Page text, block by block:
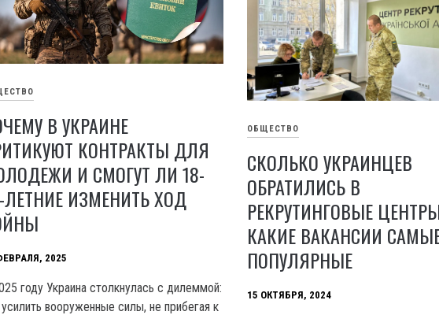
В УКРАИНЕ
КОНТРАКТЫ ДЛЯ
И СМОГУТ ЛИ 18-
ЛЕТНИЕ ИЗМЕНИТЬ ХОД
2025
году Украина столкнулась с дилеммой:
усилить вооруженные силы, не прибегая к
ОБЩЕСТВО
СКОЛЬКО УКРАИНЦЕВ
ОБРАТИЛИСЬ В
РЕКРУТИНГОВЫЕ
КАКИЕ ВАКАНСИИ
ПОПУЛЯРНЫЕ
15 ОКТЯБРЯ, 2024